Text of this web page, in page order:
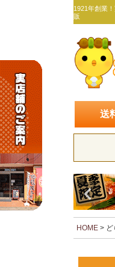
1921年創業
販
送
HOME